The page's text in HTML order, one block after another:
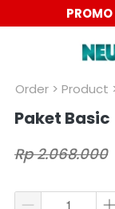
Order > Product
Paket Basic
Rp 2.068.000